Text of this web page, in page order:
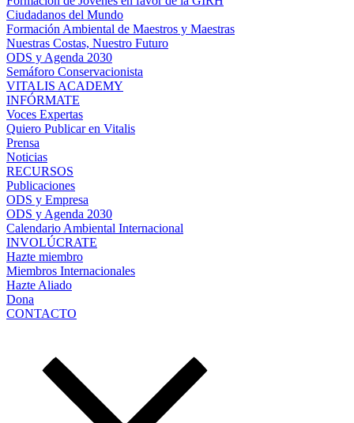
Ciudadanos del Mundo
Formación Ambiental de Maestros y Maestras
Nuestras Costas, Nuestro Futuro
ODS y Agenda 2030
Semáforo Conservacionista
VITALIS ACADEMY
INFÓRMATE
Voces Expertas
Quiero Publicar en Vitalis
Prensa
Noticias
RECURSOS
Publicaciones
ODS y Empresa
ODS y Agenda 2030
Calendario Ambiental Internacional
INVOLÚCRATE
Hazte miembro
Miembros Internacionales
Hazte Aliado
Dona
CONTACTO